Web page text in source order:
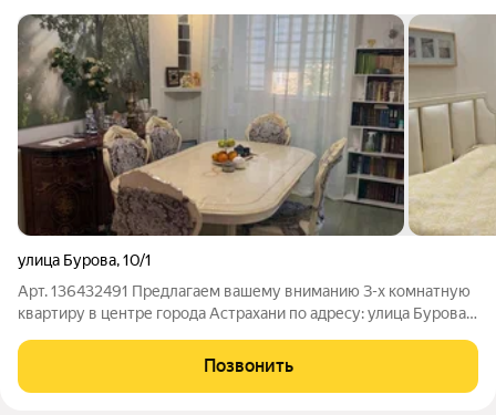
улица Бурова,10/1
Арт. 136432491 Предлагаем вашему вниманию З-х комнатную
квартиру в центре города Астрахани по адресу: улица Бурова
Квартира с дизайнерским ремонтом. Ухоженная территория
Закрытый двор. Во дворе
Позвонить